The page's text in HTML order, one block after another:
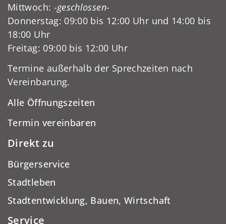
Mittwoch: -geschlossen-
Donnerstag: 09:00 bis 12:00 Uhr und 14:00 bis
18:00 Uhr
Freitag: 09:00 bis 12:00 Uhr
Termine außerhalb der Sprechzeiten nach
Vereinbarung.
Alle Öffnungszeiten
Termin vereinbaren
Direkt zu
Bürgerservice
Stadtleben
Stadtentwicklung, Bauen, Wirtschaft
Service